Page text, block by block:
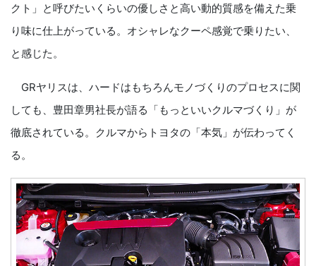
クト」と呼びたいくらいの優しさと高い動的質感を備えた乗
り味に仕上がっている。オシャレなクーペ感覚で乗りたい、
と感じた。
GRヤリスは、ハードはもちろんモノづくりのプロセスに関
しても、豊田章男社長が語る「もっといいクルマづくり」が
徹底されている。クルマからトヨタの「本気」が伝わってく
る。